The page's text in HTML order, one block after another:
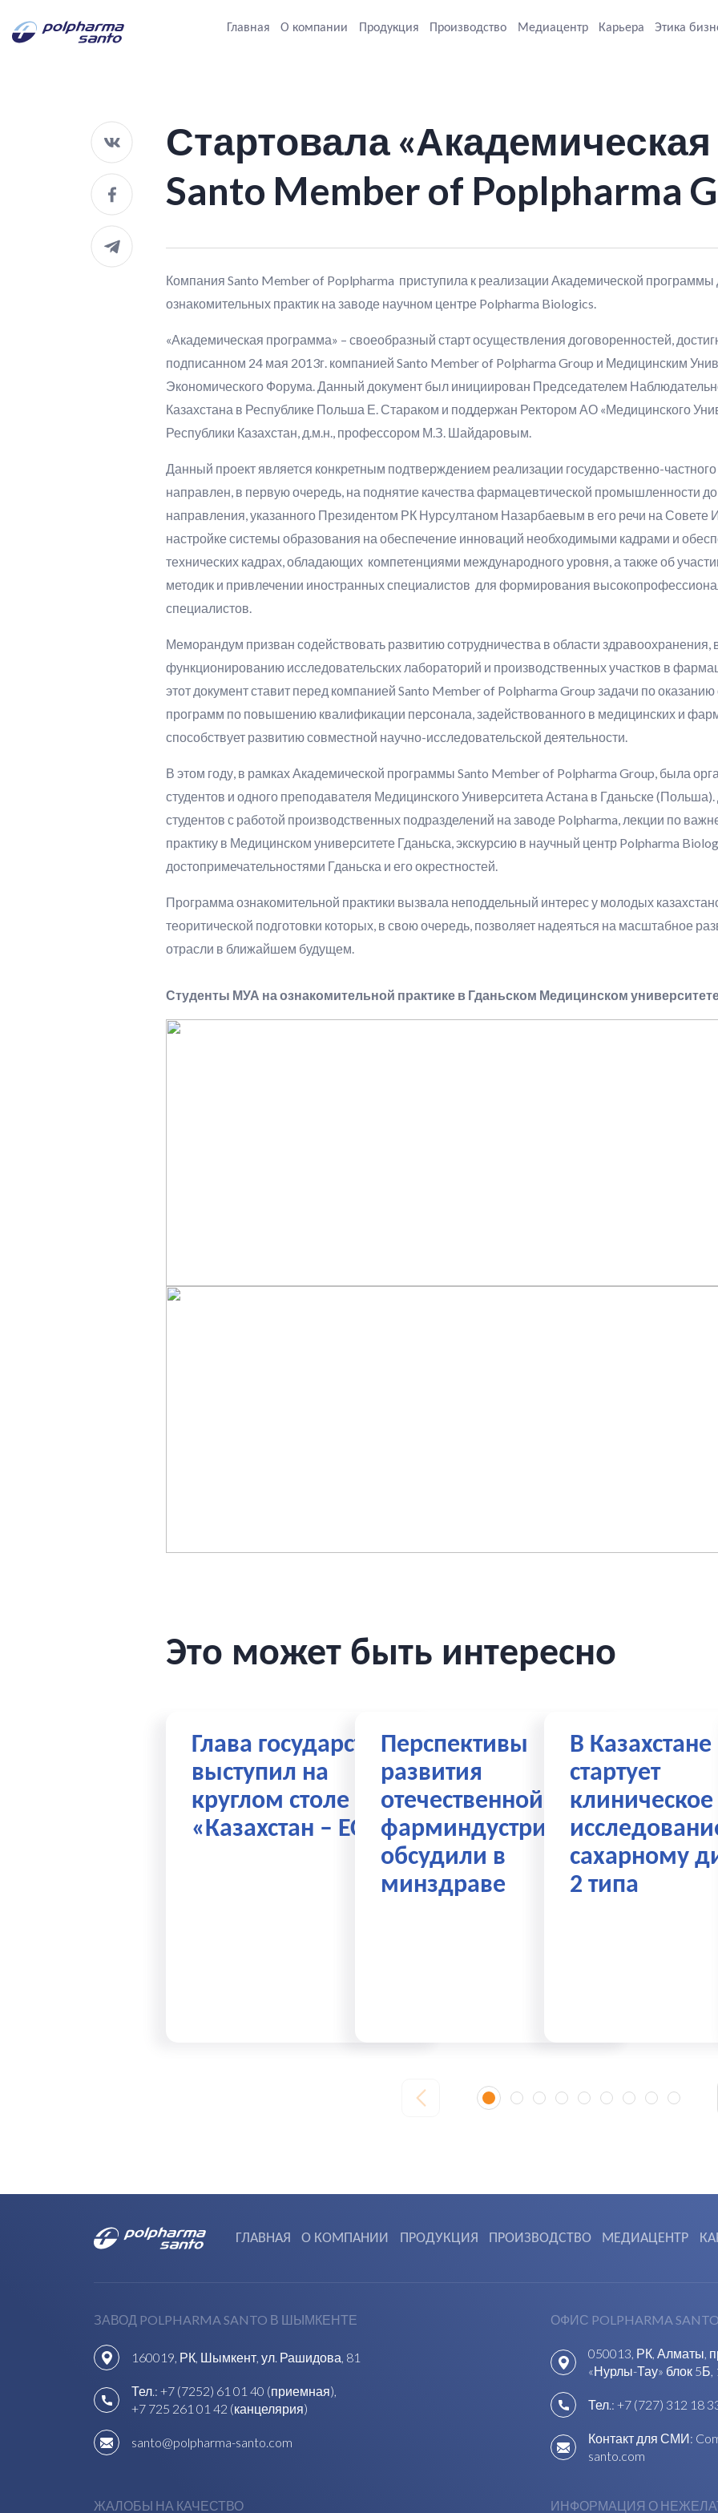
Главная О компании Продукция Производство Медиацентр Карьера Этика
Стартовала
Santo Member of Poplpharma
Компания Santo Member of Poplpharma приступила к реализации Академической программы
ознакомительных практик на заводе научном центре Polpharma Biologics.
«Академическая программа» – своеобразный старт осуществления договоренностей,
подписанном 24 мая 2013г. компанией Santo Member of Polpharma Group и Медицинским
Экономического Форума. Данный документ был инициирован Председателем
Казахстана в Республике Польша Е. Стараком и поддержан Ректором АО «Медицинского
Республики Казахстан, д.м.н., профессором М.З. Шайдаровым.
Данный проект является конкретным подтверждением реализации государственно-
направлен, в первую очередь, на поднятие качества фармацевтической промышленности
направления, указанного Президентом РК Нурсултаном Назарбаевым в его речи на Совете
настройке системы образования на обеспечение инноваций необходимыми кадрами и
технических кадрах, обладающих компетенциями международного уровня, а также об
методик и привлечении иностранных специалистов для формирования
специалистов.
Меморандум призван содействовать развитию сотрудничества в области
функционированию исследовательских лабораторий и производственных участков в
этот документ ставит перед компанией Santo Member of Polpharma Group задачи по
программ по повышению квалификации персонала, задействованного в медицинских и
способствует развитию совместной научно-исследовательской деятельности.
В этом году, в рамках Академической программы Santo Member of Polpharma Group, была
студентов и одного преподавателя Медицинского Университета Астана в Гданьске
студентов с работой производственных подразделений на заводе Polpharma, лекции по
практику в Медицинском университете Гданьска, экскурсию в научный центр Polpharma
достопримечательностями Гданьска и его окрестностей.
Программа ознакомительной практики вызвала неподдельный интерес у молодых
теоритической подготовки которых, в свою очередь, позволяет надеяться на масштабное
отрасли в ближайшем будущем.
Студенты МУА на ознакомительной практике в Гданьском Медицинском
Это может быть интересно
Глава государства
выступил на
круглом столе
«Казахстан – ЕС»
Перспективы
развития
отечественной
фарминдустрии
обсудили в
минздраве
В Казахстане
стартует
клиническое
сахарному
2 типа
ГЛАВНАЯ О КОМПАНИИ ПРОДУКЦИЯ ПРОИЗВОДСТВО МЕДИАЦЕНТР
ЗАВОД POLPHARMA SANTO В ШЫМКЕНТЕ
160019, РК, Шымкент, ул. Рашидова, 81
Тел.: +7 (7252) 61 01 40 (приемная),
+7 725 261 01 42 (канцелярия)
santo@polpharma-santo.com
ОФИС POLPHARMA
050013, РК, Алматы,
«Нурлы-Тау» блок 5Б,
Тел.: +7 (727) 312 18
Контакт для СМИ:
santo.com
ЖАЛОБЫ НА КАЧЕСТВО ИНФОРМАЦИЯ О